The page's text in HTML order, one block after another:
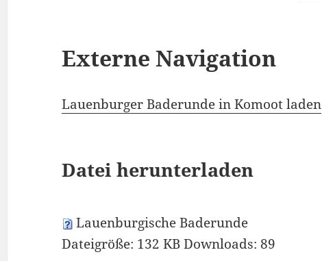
Externe Navigation
Lauenburger Baderunde in Komoot laden
Datei herunterladen
Lauenburgische Baderunde
Dateigröße: 132 KB Downloads: 89